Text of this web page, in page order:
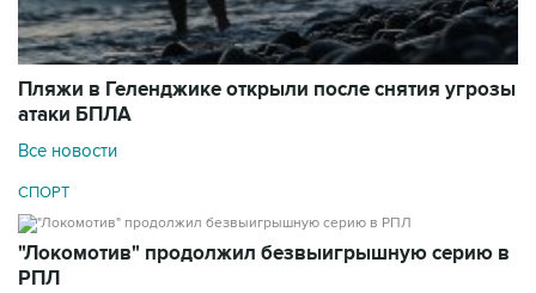
Пляжи в Геленджике открыли после снятия угрозы
атаки БПЛА
Все новости
СПОРТ
"Локомотив" продолжил безвыигрышную серию в
РПЛ